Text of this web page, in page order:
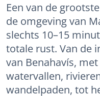
Een van de
de omgeving van
slechts 10–15
totale rust. Van de
van Benahavís,
watervallen,
wandelpaden, tot